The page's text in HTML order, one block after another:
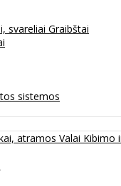
svareliai Graibštai
sistemos
atramos Valai Kibimo